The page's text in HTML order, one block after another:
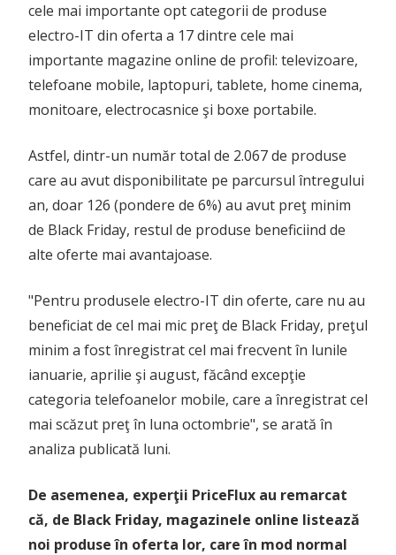
cele mai importante opt categorii de produse
electro-IT din oferta a 17 dintre cele mai
importante magazine online de profil: televizoare,
telefoane mobile, laptopuri, tablete, home cinema,
monitoare, electrocasnice şi boxe portabile.
Astfel, dintr-un număr total de 2.067 de produse
care au avut disponibilitate pe parcursul întregului
an, doar 126 (pondere de 6%) au avut preţ minim
de Black Friday, restul de produse beneficiind de
alte oferte mai avantajoase.
"Pentru produsele electro-IT din oferte, care nu au
beneficiat de cel mai mic preţ de Black Friday, preţul
minim a fost înregistrat cel mai frecvent în lunile
ianuarie, aprilie şi august, făcând excepţie
categoria telefoanelor mobile, care a înregistrat cel
mai scăzut preţ în luna octombrie", se arată în
analiza publicată luni.
De asemenea, experţii PriceFlux au remarcat
că, de Black Friday, magazinele online listează
noi produse în oferta lor, care în mod normal